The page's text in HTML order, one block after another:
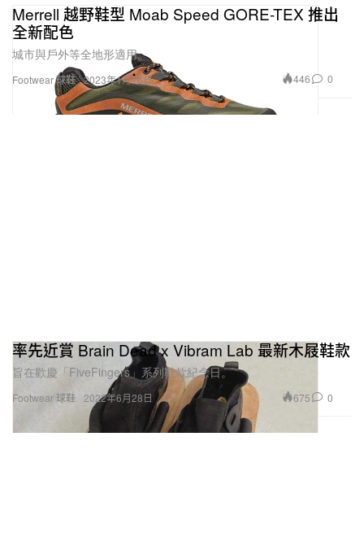
Footwear 球鞋
Merrell 越野鞋型 Moab Speed GORE-TEX 推出
全新配色
城市與戶外等全地形適用。
2023年1月16日 446 0
Footwear 球鞋
率先近賞 Brain Dead x Vibram Lab 最新木屐鞋款
旨在歡慶「FiveFingers」系列鞋款紀念日。
2022年6月28日 675 0